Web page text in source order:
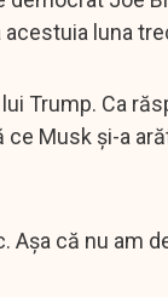
luna
Trump. Ca
Musk și-a
că nu am